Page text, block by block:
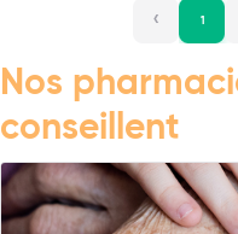
1
Nos
conseillent